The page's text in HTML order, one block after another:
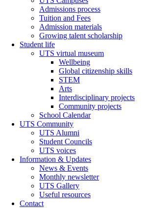
Admissions process
Tuition and Fees
Admission materials
Growing talent scholarship
Student life
UTS virtual museum
Wellbeing
Global citizenship skills
STEM
Arts
Interdisciplinary projects
Community projects
School Calendar
UTS Community
UTS Alumni
Student Councils
UTS voices
Information & Updates
News & Events
Monthly newsletter
UTS Gallery
Useful resources
Contact